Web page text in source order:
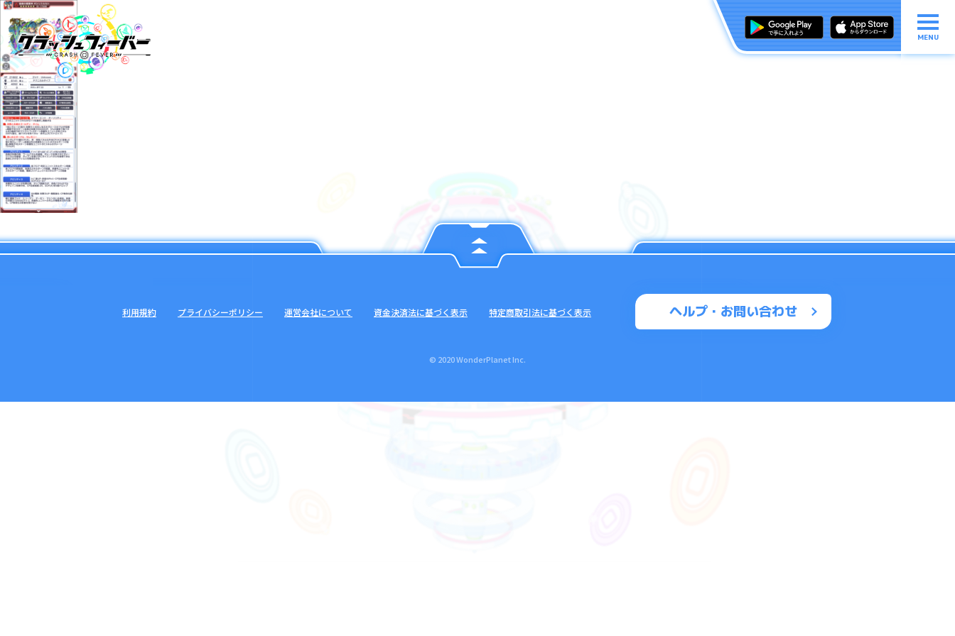
MENU
ヘルプ・お問い合わせ
利用規約 プライバシーポリシー 運営会社について 資金決済法に基づく表示 特定商取引法に基づく表示
© 2020 WonderPlanet Inc.